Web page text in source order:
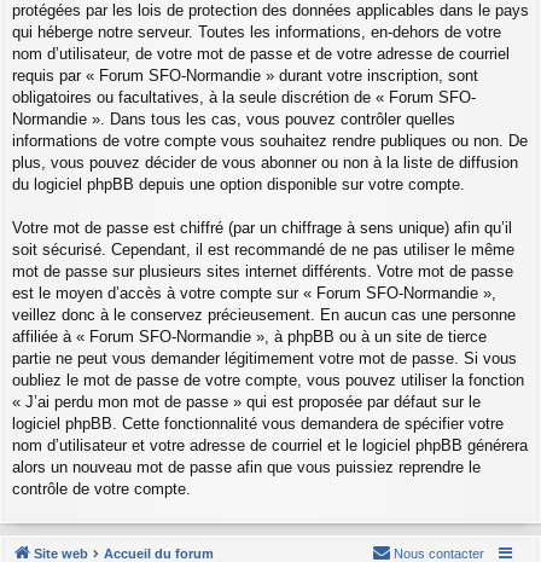
protégées par les lois de protection des données applicables dans le pays
qui héberge notre serveur. Toutes les informations, en-dehors de votre
nom d’utilisateur, de votre mot de passe et de votre adresse de courriel
requis par « Forum SFO-Normandie » durant votre inscription, sont
obligatoires ou facultatives, à la seule discrétion de « Forum SFO-
Normandie ». Dans tous les cas, vous pouvez contrôler quelles
informations de votre compte vous souhaitez rendre publiques ou non. De
plus, vous pouvez décider de vous abonner ou non à la liste de diffusion
du logiciel phpBB depuis une option disponible sur votre compte.
Votre mot de passe est chiffré (par un chiffrage à sens unique) afin qu’il
soit sécurisé. Cependant, il est recommandé de ne pas utiliser le même
mot de passe sur plusieurs sites internet différents. Votre mot de passe
est le moyen d’accès à votre compte sur « Forum SFO-Normandie »,
veillez donc à le conservez précieusement. En aucun cas une personne
affiliée à « Forum SFO-Normandie », à phpBB ou à un site de tierce
partie ne peut vous demander légitimement votre mot de passe. Si vous
oubliez le mot de passe de votre compte, vous pouvez utiliser la fonction
« J’ai perdu mon mot de passe » qui est proposée par défaut sur le
logiciel phpBB. Cette fonctionnalité vous demandera de spécifier votre
nom d’utilisateur et votre adresse de courriel et le logiciel phpBB générera
alors un nouveau mot de passe afin que vous puissiez reprendre le
contrôle de votre compte.
Site web Accueil du forum Nous contacter